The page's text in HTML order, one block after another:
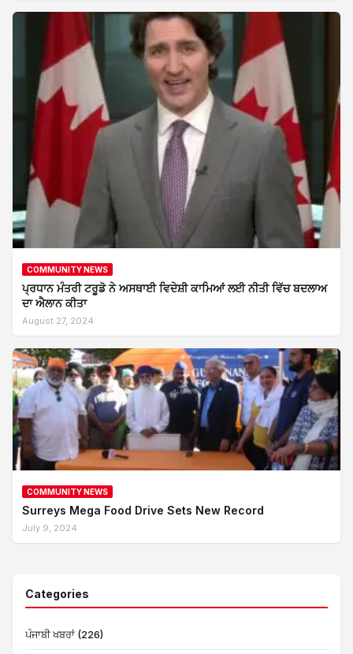
COMMUNITY NEWS
ਪ੍ਰਧਾਨ ਮੰਤਰੀ ਟਰੂਡੋ ਨੇ ਅਸਥਾਈ ਵਿਦੇਸ਼ੀ ਕਾਮਿਆਂ ਲਈ ਨੀਤੀ ਵਿੱਚ ਬਦਲਾਅ
ਦਾ ਐਲਾਨ ਕੀਤਾ
August 27, 2024
COMMUNITY NEWS
Surreys Mega Food Drive Sets New Record
July 9, 2024
Categories
ਪੰਜਾਬੀ ਖਬਰਾਂ (226)